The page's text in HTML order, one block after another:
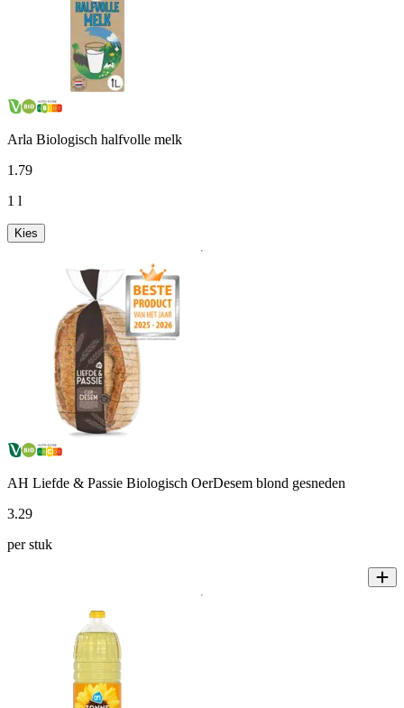
Arla Biologisch halfvolle melk
1 .79
1 l
Kies
AH Liefde & Passie Biologisch OerDesem blond gesneden
3.29
per stuk